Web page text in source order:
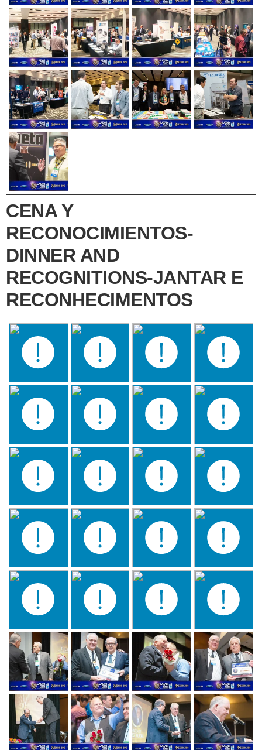
CENA Y
RECONOCIMIENTOS-
DINNER AND
RECOGNITIONS-JANTAR E
RECONHECIMENTOS